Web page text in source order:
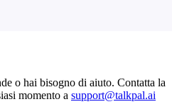
o hai bisogno di aiuto. Contatta la
momento a support@talkpal.ai